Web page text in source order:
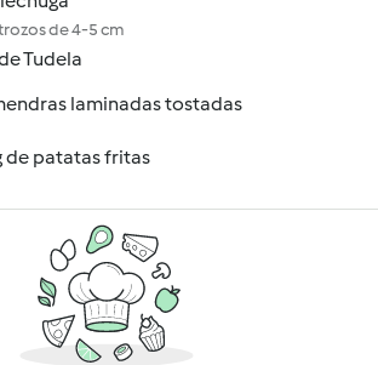
de 4-5 cm
Tudela
laminadas tostadas
de patatas fritas